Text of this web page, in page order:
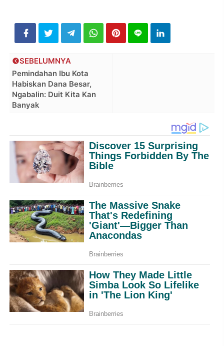
SEBELUMNYA
Pemindahan Ibu Kota
Habiskan Dana Besar,
Ngabalin: Duit Kita Kan
Banyak